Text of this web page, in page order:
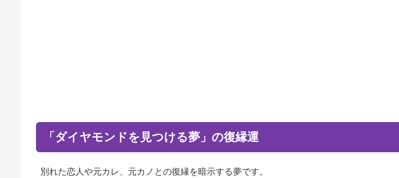
「ダイヤモンドを見つける夢」の復縁運
別れた恋人や元カレ、元カノとの復縁を暗示する夢です。